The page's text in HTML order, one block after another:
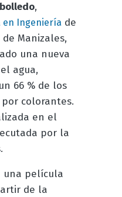
,
en Ingenieríade
Manizales,
una nueva
agua,
66 % de los
colorantes.
en el
por la
una película
de la